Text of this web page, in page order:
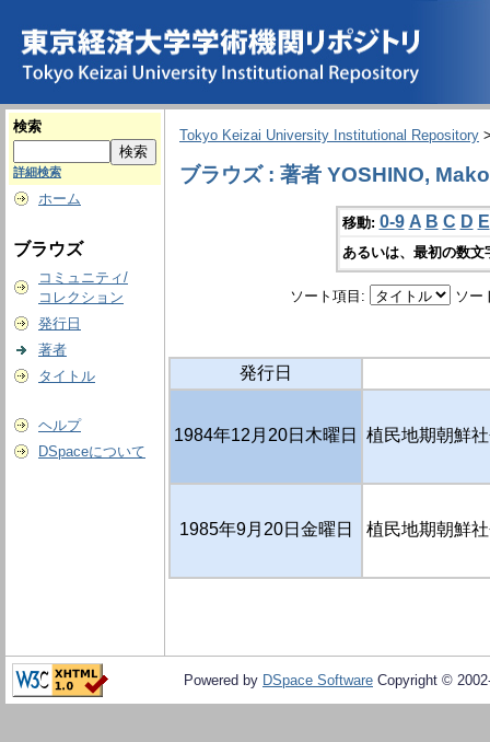
検索
詳細検索
ホーム
ブラウズ
コミュニティ/
コレクション
発行日
著者
タイトル
ヘルプ
DSpaceについて
Tokyo Keizai University Institutional Repository
ブラウズ : 著者 YOSHINO,
移動: 0-9 A B C D E
あるいは、最初の数
ソート項目: ソー
発行日
1984年12月20日木曜日 植民地期朝鮮
1985年9月20日金曜日 植民地期朝鮮
Powered by DSpace Software Copyright ©